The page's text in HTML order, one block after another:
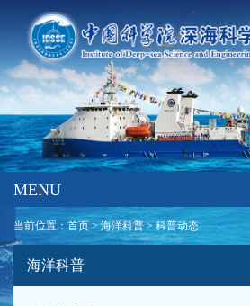
MENU
当前位置：首页 >海洋科普>科普动态
海洋科普